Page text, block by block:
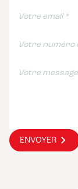
ENVOYER